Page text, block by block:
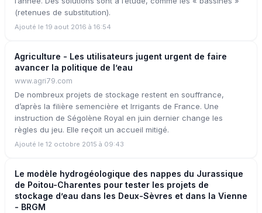
(retenues de substitution).
Ajouté le 19 aout 2016 à 16:54
Agriculture - Les utilisateurs jugent urgent de faire
avancer la politique de l’eau
www.agri79.com
De nombreux projets de stockage restent en souffrance,
d’après la filière semencière et Irrigants de France. Une
instruction de Ségolène Royal en juin dernier change les
règles du jeu. Elle reçoit un accueil mitigé.
Ajouté le 12 octobre 2015 à 09:43
Le modèle hydrogéologique des nappes du Jurassique
de Poitou-Charentes pour tester les projets de
stockage d’eau dans les Deux-Sèvres et dans la Vienne
- BRGM